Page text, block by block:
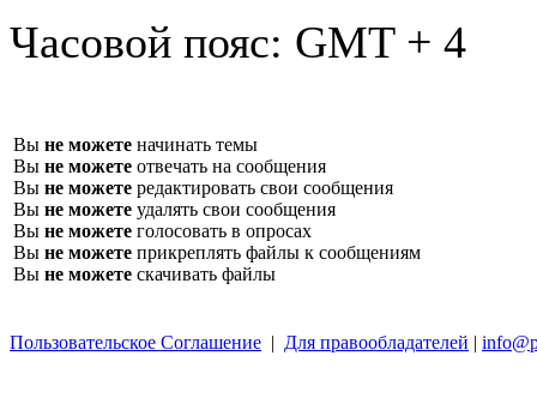
Часовой пояс: GMT + 4
Вы не можете начинать темы
Вы не можете отвечать на сообщения
Вы не можете редактировать свои сообщения
Вы не можете удалять свои сообщения
Вы не можете голосовать в опросах
Вы не можете прикреплять файлы к сообщениям
Вы не можете скачивать файлы
Пользовательское Соглашение | Для правообладателей |